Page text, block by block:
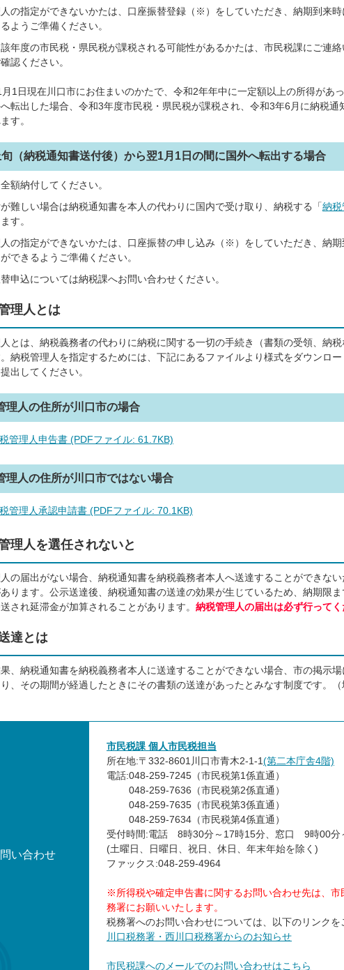
の指定ができないかたは、口座振替登録（※）をしていただき、納期到来時
ようご準備ください。
該年度の市民税・県民税が課税される可能性があるかたは、市民税課にご連
認ください。
1日現在川口市にお住まいのかたで、令和2年年中に一定額以上の所得があ
へ転出した場合、令和3年度市民税・県民税が課税され、令和3年6月に納税通
す。
（納税通知書送付後）から翌1月1日の間に国外へ転出する場合
額納付してください。
難しい場合は納税通知書を本人の代わりに国内で受け取り、納税する「納税
す。
の指定ができないかたは、口座振替の申し込み（※）をしていただき、納期
できるようご準備ください。
申込については納税課へお問い合わせください。
理人とは
とは、納税義務者の代わりに納税に関する一切の手続き（書類の受領、納税
納税管理人を指定するためには、下記にあるファイルより様式をダウンロ
出してください。
理人の住所が川口市の場合
管理人申告書 (PDFファイル: 61.7KB)
理人の住所が川口市ではない場合
管理人承認申請書 (PDFファイル: 70.1KB)
理人を選任されないと
の届出がない場合、納税通知書を納税義務者本人へ送達することができな
ります。公示送達後、納税通知書の送達の効果が生じているため、納期限
され延滞金が加算されることがあります。 納税管理人の届出は必ず行ってく
達とは
、納税通知書を納税義務者本人に送達することができない場合、市の掲示
、その期間が経過したときにその書類の送達があったとみなす制度です。
い合わせ
市民税課 個人市民税担当
所在地:〒332-8601川口市青木2-1-1(第二本庁舎4階)
電話:048-259-7245（市民税第1係直通）
048-259-7636（市民税第2係直通）
048-259-7635（市民税第3係直通）
048-259-7634（市民税第4係直通）
受付時間:電話 8時30分～17時15分、窓口 9時00分
(土曜日、日曜日、祝日、休日、年末年始を除く)
ファックス:048-259-4964
※所得税や確定申告書に関するお問い合わせ先は、市
務署にお願いいたします。
税務署へのお問い合わせについては、以下のリンクを
川口税務署・西川口税務署からのお知らせ
市民税課へのメールでのお問い合わせはこちら